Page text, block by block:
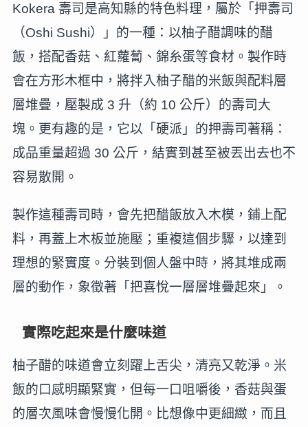
Kokera 壽司是高知縣的特色料理，屬於「押壽司
（Oshi Sushi）」的一種：以柚子醋調味的醋
飯，搭配香菇、紅蘿蔔、錦糸蛋等食材。製作時
會在方形木框中，將拌入柚子醋的米飯與配料層
層堆疊，壓製成 3 升（約 10 公斤）的壽司大
塊。更有趣的是，它以「硬派」的押壽司著稱：
成品重量超過 30 公斤，結實到甚至被丟出去也不
容易散開。
製作這種壽司時，會先把醋飯放入木模，鋪上配
料，再蓋上木板並施壓；重複這個步驟，以達到
理想的緊實度。分裝到個人盤中時，將其堆成兩
層的動作，象徵著「把喜悅一層層堆疊起來」。
實際吃起來是什麼味道
柚子醋的味道會立刻躍上舌尖，清亮又乾淨。米
飯的口感明顯緊實，但每一口咀嚼後，香菇與蛋
的層次風味會慢慢化開。比想像中更細緻，而且